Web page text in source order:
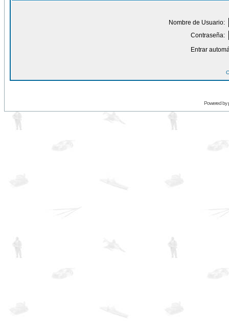
Nombre de Usuario:
Contraseña:
Entrar
Powered by